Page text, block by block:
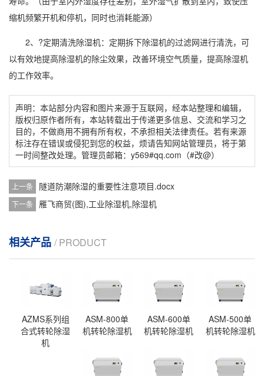
缩机频繁开机和停机，同时也消耗能源）
2、?定期清洗除湿机：定期拆下除湿机的过滤网进行清洗，可
以有效地提高除湿机的除尘效果，改善环境空气质量，提高除湿机
的工作效率。
声明：本站部分内容和图片来源于互联网，经本站整理和编辑，
版权归原作者所有，本站转载出于传递更多信息、交流和学习之
目的，不做商用不拥有所有权，不承担相关法律责任。若有来源
标注存在错误或侵犯到您的权益，烦请告知网站管理员，将于第
一时间整改处理。管理员邮箱：y569#qq.com（#改@）
上一条 隧道防潮除湿的重要性注意项目.docx
下一条 雁飞商贸(图),工业除湿机,除湿机
相关产品 / PRODUCT
AZMS系列组
合式转轮除湿
机
ASM-800单
机转轮除湿机
ASM-600单
机转轮除湿机
ASM-500单
机转轮除湿机